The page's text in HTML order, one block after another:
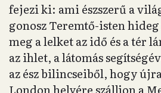
fejezi ki: ami észszerű a
gonosz Teremtő-isten
meg a lelket az idő és a tér
az ihlet, a látomás
az ész bilincseiből, hogy
London helyére szálljon a